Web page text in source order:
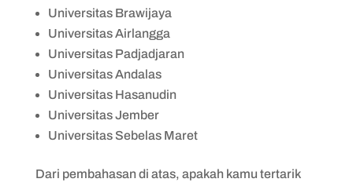
Universitas Brawijaya
Universitas Airlangga
Universitas Padjadjaran
Universitas Andalas
Universitas Hasanudin
Universitas Jember
Universitas Sebelas Maret
Dari pembahasan di atas, apakah kamu tertarik